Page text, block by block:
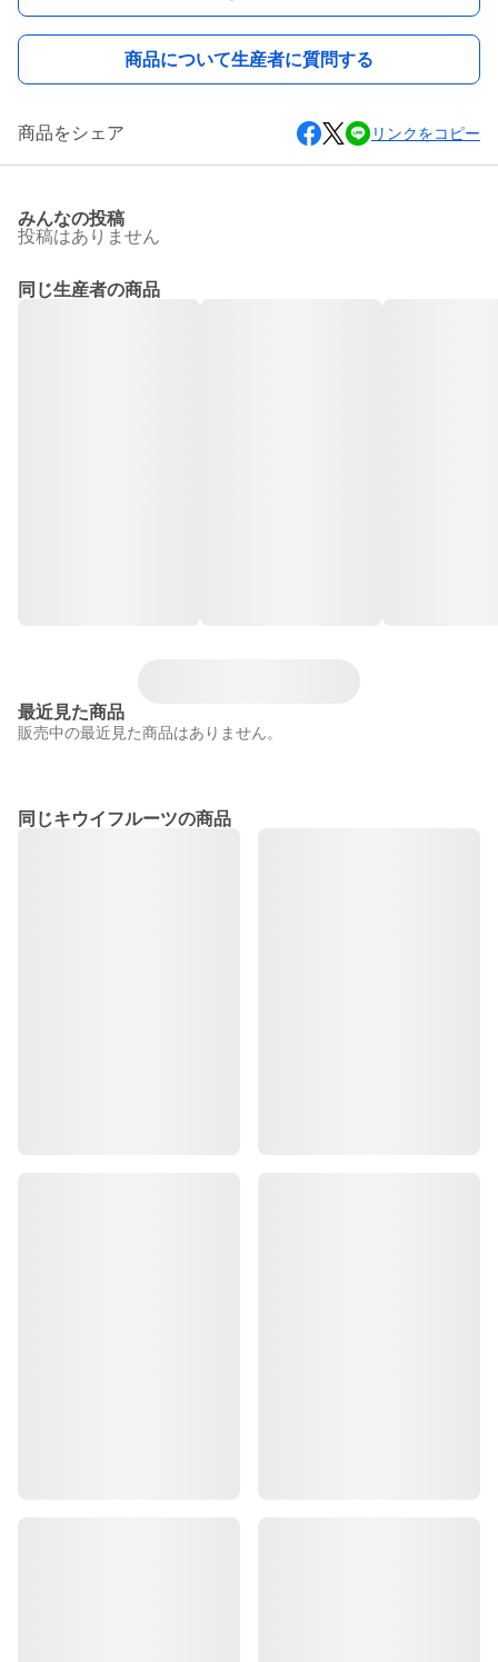
商品について生産者に質問する
商品をシェア リンクをコピー
みんなの投稿
投稿はありません
同じ生産者の商品
最近見た商品
販売中の最近見た商品はありません。
同じキウイフルーツの商品